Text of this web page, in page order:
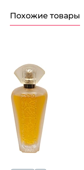
Похожие товары